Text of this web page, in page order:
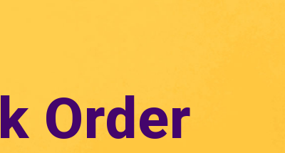
Order